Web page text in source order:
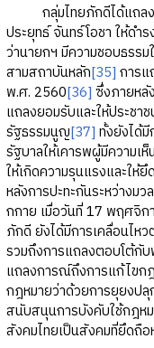
กลุ่มไทยภักดีได้แถลง
ประยุทธ์ จันทร์โอชา ให้ดำ
ว่านายกฯ มีความชอบธรร
สามสถาบันหลัก[35] การ
พ.ศ. 2560[36] ซึ่งภายหลั
แถลงยอมรับและให้ประช
รัฐธรรมนูญ[37] ทั้งยังได้
รัฐบาลให้เคารพผู้มีความเ
ให้เกิดความรุนแรงและให้
หลังการปะทะกันระหว่างม
กกาย เมื่อวันที่ 17 พฤศจิ
ภักดี ยังได้มีการเคลื่อนไห
รวมถึงการแถลงตอบโต้กั
แถลงการณ์ถึงการแก้ไขก
กฎหมายว่าด้วยการยุยงป
สนับสนุนการบังคับใช้กฎหม
สังคมไทยเป็นสังคมที่ยึดถื